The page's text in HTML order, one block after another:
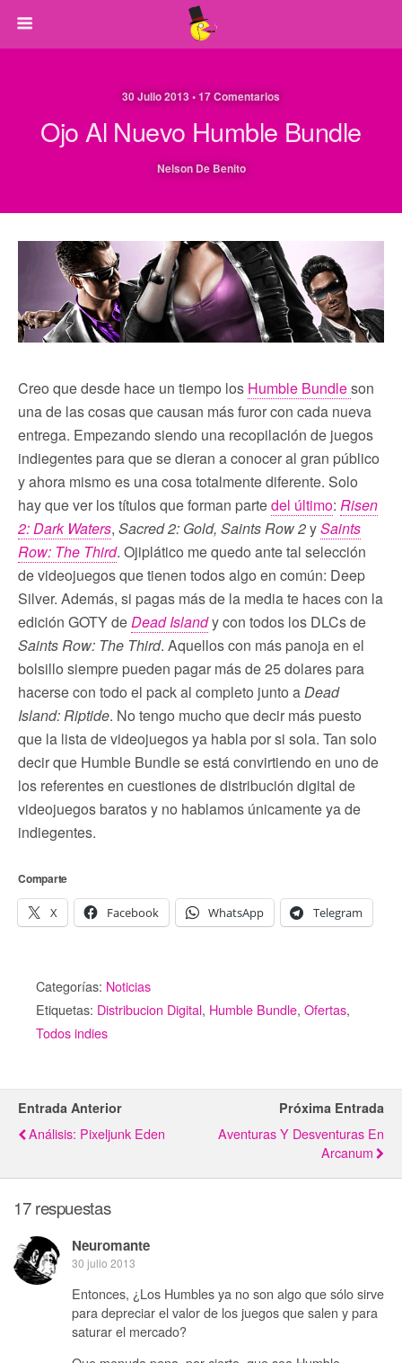
30 Julio 2013 • 17 Comentarios
Ojo Al Nuevo Humble Bundle
Nelson De Benito
Creo que desde hace un tiempo los Humble Bundleson
una de las cosas que causan más furor con cada nueva
entrega. Empezando siendo una recopilación de juegos
indiegentes para que se dieran a conocer al gran público
y ahora mismo es una cosa totalmente diferente. Solo
hay que ver los títulos que forman partedel último: Risen
2: Dark Waters, Sacred 2: Gold, Saints Row 2ySaints
Row: The Third. Ojiplático me quedo ante tal selección
de videojuegos que tienen todos algo en común: Deep
Silver. Además, si pagas más de la media te haces con la
edición GOTY deDead Islandy con todos los DLCs de
Saints Row: The Third. Aquellos con más panoja en el
bolsillo siempre pueden pagar más de 25 dolares para
hacerse con todo el pack al completo junto aDead
Island: Riptide. No tengo mucho que decir más puesto
que la lista de videojuegos ya habla por si sola. Tan solo
decir que Humble Bundle se está convirtiendo en uno de
los referentes en cuestiones de distribución digital de
videojuegos baratos y no hablamos únicamente ya de
indiegentes.
Comparte
X Facebook WhatsApp Telegram
Categorías: Noticias
Etiquetas: Distribucion Digital, Humble Bundle, Ofertas,
Todos indies
Entrada Anterior
Análisis: Pixeljunk Eden
Próxima Entrada
Aventuras Y Desventuras En
Arcanum
17 respuestas
Neuromante
30 julio 2013
Entonces, ¿Los Humbles ya no son algo que sólo sirve
para depreciar el valor de los juegos que salen y para
saturar el mercado?